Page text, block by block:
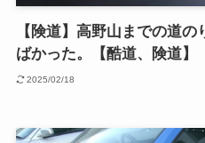
【険道】高野山までの道
ばかった。【酷道、険道】
2025/02/18